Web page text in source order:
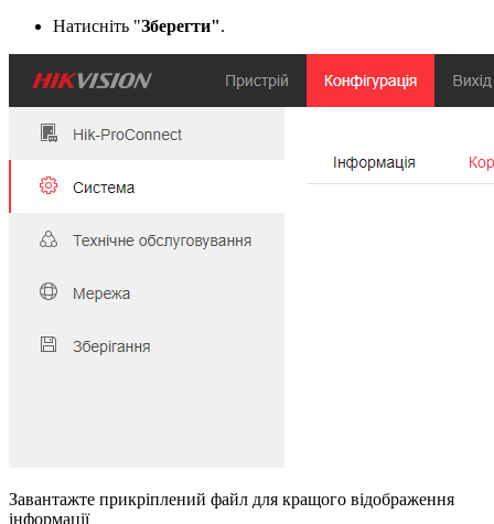
Натисніть "Зберегти".
Завантажте прикріплений файл для кращого відображення
інформації